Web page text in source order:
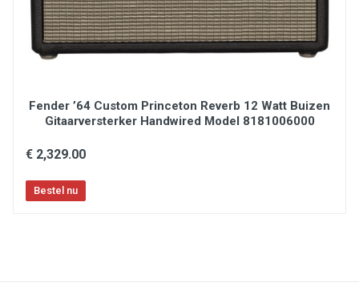
Fender ’64 Custom Princeton Reverb 12 Watt Buizen
Gitaarversterker Handwired Model 8181006000
€ 2,329.00